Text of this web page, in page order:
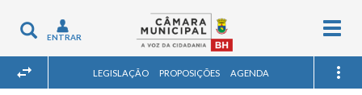
Toggle
navigation
ENTRAR
LEGISLAÇÃO PROPOSIÇÕES AGENDA